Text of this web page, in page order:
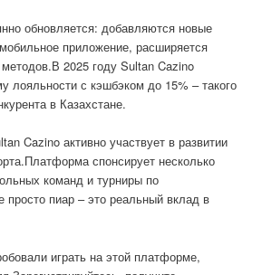
обновляется: добавляются новые
приложение, расширяется
2025 году Sultan Cazino
лояльности с кэшбэком до 15% – такого
в Казахстане.
Cazino активно участвует в развитии
спонсирует несколько
команд и турниры по
просто пиар – это реальный вклад в
играть на этой платформе,